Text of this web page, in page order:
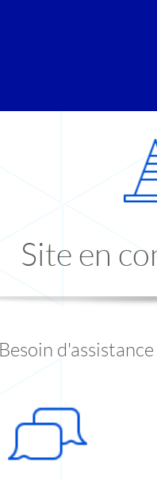
Site en
Besoin